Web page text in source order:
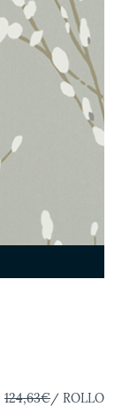
124,63€/ ROLLO